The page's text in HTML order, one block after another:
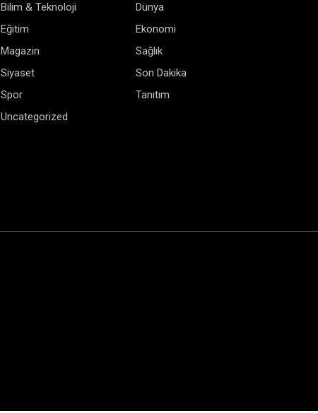
Bilim & Teknoloji
Dünya
Eğitim
Ekonomi
Magazin
Sağlık
Siyaset
Son Dakika
Spor
Tanıtım
Uncategorized